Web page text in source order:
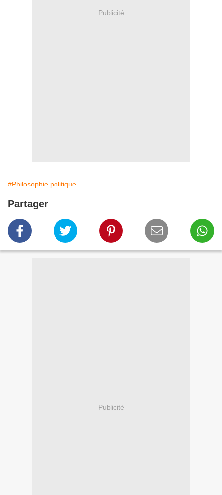
Publicité
#Philosophie politique
Partager
Publicité